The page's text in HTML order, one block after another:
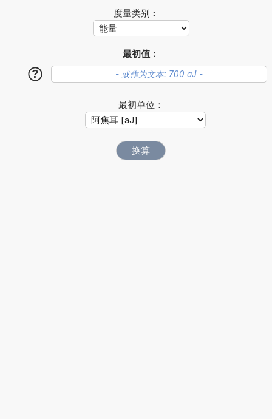
度量类别︰
最初值：
?
最初单位：